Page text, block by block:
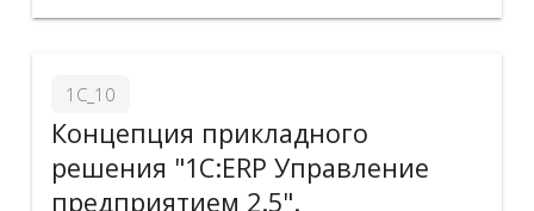
1С_10
Концепция прикладного
решения "1С:ERP Управление
предприятием 2.5".